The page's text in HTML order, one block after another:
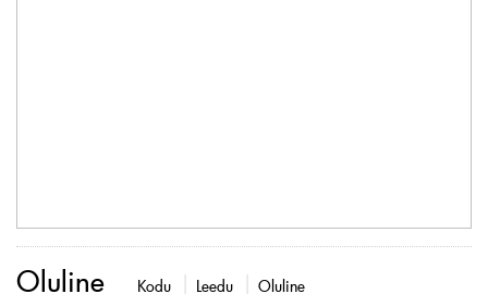
Oluline Kodu Leedu Oluline